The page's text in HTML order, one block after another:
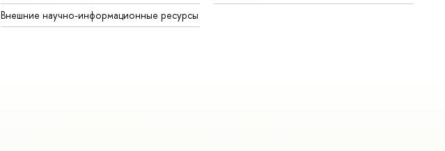
Внешние научно-информационные ресурсы